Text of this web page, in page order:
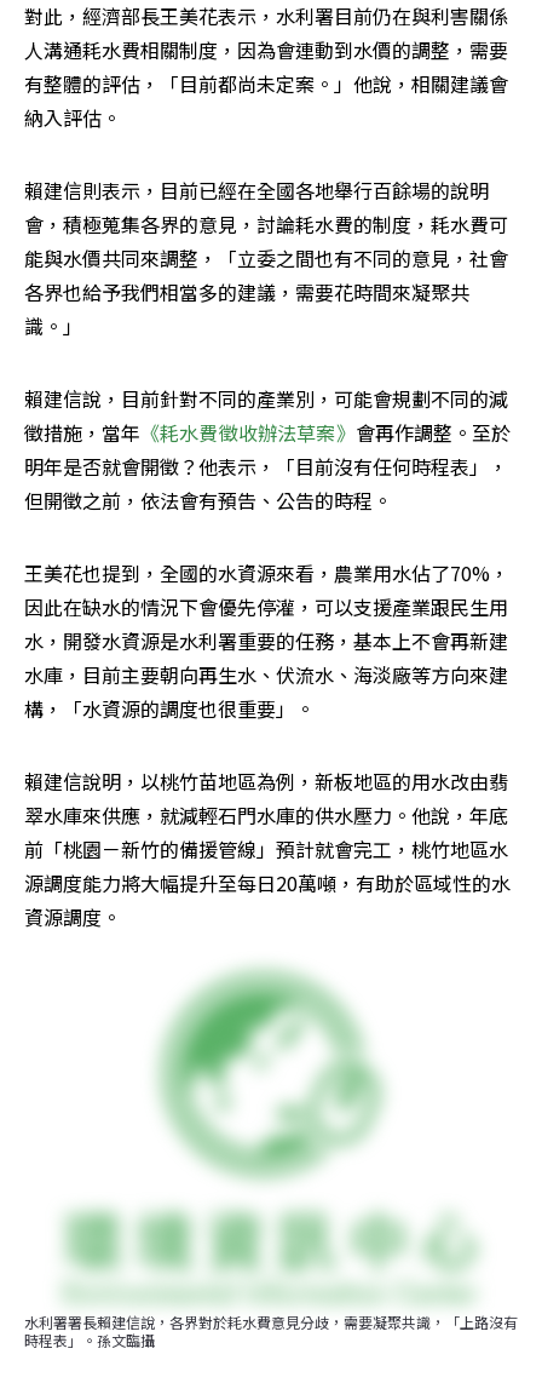
對此，經濟部長王美花表示，水利署目前仍在與利害關係
人溝通耗水費相關制度，因為會連動到水價的調整，需要
有整體的評估，「目前都尚未定案。」他說，相關建議會
納入評估。
賴建信則表示，目前已經在全國各地舉行百餘場的說明
會，積極蒐集各界的意見，討論耗水費的制度，耗水費可
能與水價共同來調整，「立委之間也有不同的意見，社會
各界也給予我們相當多的建議，需要花時間來凝聚共
識。」
賴建信說，目前針對不同的產業別，可能會規劃不同的減
徵措施，當年 《耗水費徵收辦法草案》 會再作調整。至於
明年是否就會開徵？他表示，「目前沒有任何時程表」，
但開徵之前，依法會有預告、公告的時程。
王美花也提到，全國的水資源來看，農業用水佔了70%，
因此在缺水的情況下會優先停灌，可以支援產業跟民生用
水，開發水資源是水利署重要的任務，基本上不會再新建
水庫，目前主要朝向再生水、伏流水、海淡廠等方向來建
構，「水資源的調度也很重要」。
賴建信說明，以桃竹苗地區為例，新板地區的用水改由翡
翠水庫來供應，就減輕石門水庫的供水壓力。他說，年底
前「桃園－新竹的備援管線」預計就會完工，桃竹地區水
源調度能力將大幅提升至每日20萬噸，有助於區域性的水
資源調度。
水利署署長賴建信說，各界對於耗水費意見分歧，需要凝聚共識，「上路沒有
時程表」。孫文臨攝